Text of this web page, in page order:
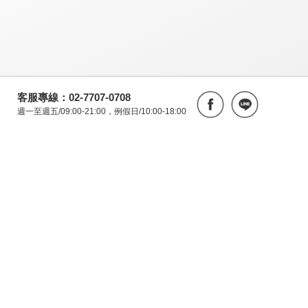
客服專線：02-7707-0708
週一至週五/09:00-21:00，例假日/10:00-18:00